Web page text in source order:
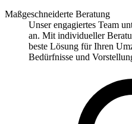
Maßgeschneiderte Beratung
Unser engagiertes Team
an. Mit individueller
beste Lösung für Ihren
Bedürfnisse und